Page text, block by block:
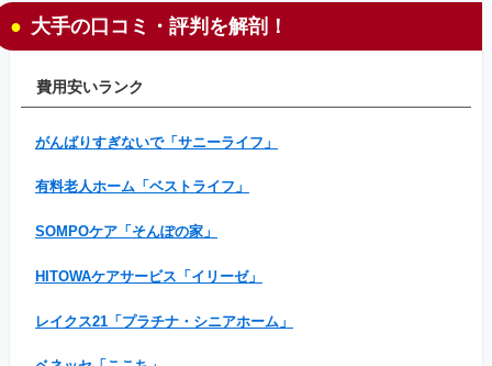
大手の口コミ・評判を解剖！
費用安いランク
がんばりすぎないで「サニーライフ」
有料老人ホーム「ベストライフ」
SOMPOケア「そんぽの家」
HITOWAケアサービス「イリーゼ」
レイクス21「プラチナ・シニアホーム」